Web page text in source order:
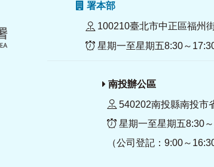
署本部
100210臺北市中正區福州
星期一至星期五8:30～
南投辦公區
540202南投縣南投市
星期一至星期五8:30
（公司登記：9:00～